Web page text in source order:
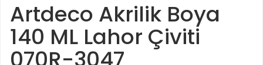
Artdeco Akrilik Boya
140 ML Lahor Çiviti